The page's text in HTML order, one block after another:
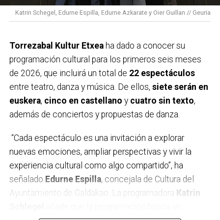
Durante estos tres años hemos contado con el apoyo
de más de 320 clubes y equipos y más de 100.000
En el deporte la cinta negra simboliza el luto, así que
desde la Asociación queremos sustituir el negro por
el color verde, símbolo de la esperanza y la
supervivencia. Además, el deporte transmite valores
como el esfuerzo, el trabajo en equipo o la
superación, por lo que es un gran altavoz para recordar
que detrás de cada brazalete hay una persona, una
historia, una familia. Con esta iniciativa se da voz a las
personas con cáncer, pero también a quienes las
cuidan, reivindicando una atención más humana.
Katrin Schegel, Edurne Espilla, Edurne Azkarate y Oier Guillan // Geuria
Torrezabal Kultur Etxeaha dado a conocer su
programación cultural para los primeros seis meses
de 2026, que incluirá un total de 22 espectáculos
entre teatro, danza y música. De ellos, siete serán en
euskera, cinco en castellano y cuatro sin texto,
además de conciertos y propuestas de danza.
“Cada espectáculo es una invitación a explorar
nuevas emociones, ampliar perspectivas y vivir la
experiencia cultural como algo compartido”, ha
señalado Edurne Espilla, concejala de Cultura del
Ayuntamiento de Galdakao. La programadora Katrin